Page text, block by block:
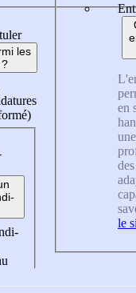
les
en
le